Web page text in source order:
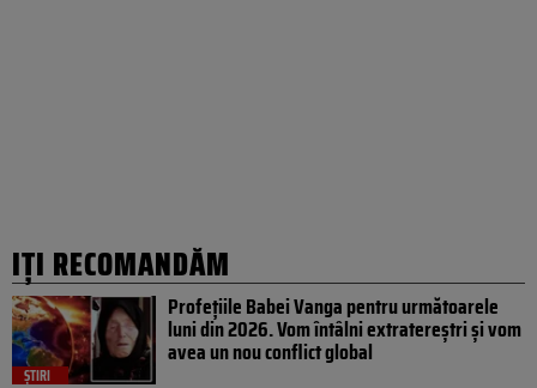
IȚI RECOMANDĂM
ȘTIRI
Profețiile Babei Vanga pentru următoarele
luni din 2026. Vom întâlni extratereștri și vom
avea un nou conflict global